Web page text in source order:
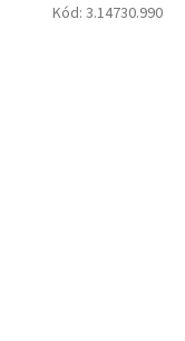
Kód: 3.14730.990